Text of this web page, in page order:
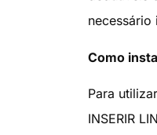
necessário
Como
Para
INSERIR